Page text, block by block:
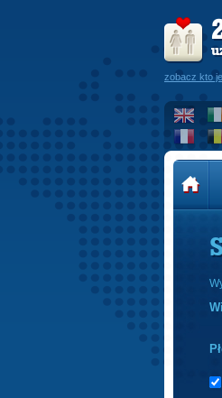
zobacz kto